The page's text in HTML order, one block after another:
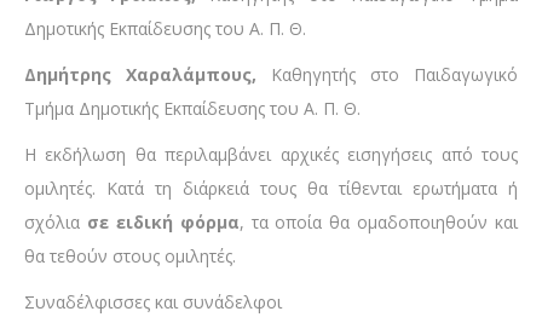
Δημοτικής Εκπαίδευσης του Α. Π. Θ.
Δημήτρης Χαραλάμπους, Καθηγητής στο Παιδαγωγικό
Τμήμα Δημοτικής Εκπαίδευσης του Α. Π. Θ.
Η εκδήλωση θα περιλαμβάνει αρχικές εισηγήσεις από τους
ομιλητές. Κατά τη διάρκειά τους θα τίθενται ερωτήματα ή
σχόλια σε ειδική φόρμα, τα οποία θα ομαδοποιηθούν και
θα τεθούν στους ομιλητές.
Συναδέλφισσες και συνάδελφοι